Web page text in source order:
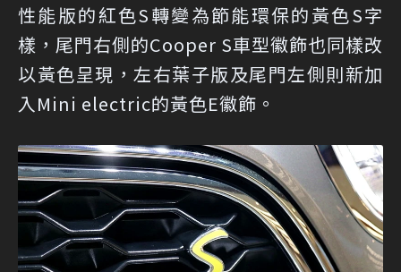
性能版的紅色S轉變為節能環保的黃色S字
樣，尾門右側的Cooper S車型徽飾也同樣改
以黃色呈現，左右葉子版及尾門左側則新加
入Mini electric的黃色E徽飾。